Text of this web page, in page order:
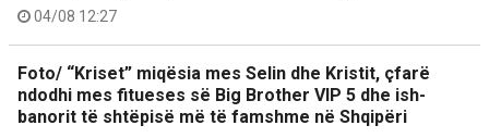
04/08 12:27
Foto/ “Kriset” miqësia mes Selin dhe Kristit, çfarë
ndodhi mes fitueses së Big Brother VIP 5 dhe ish-
banorit të shtëpisë më të famshme në Shqipëri